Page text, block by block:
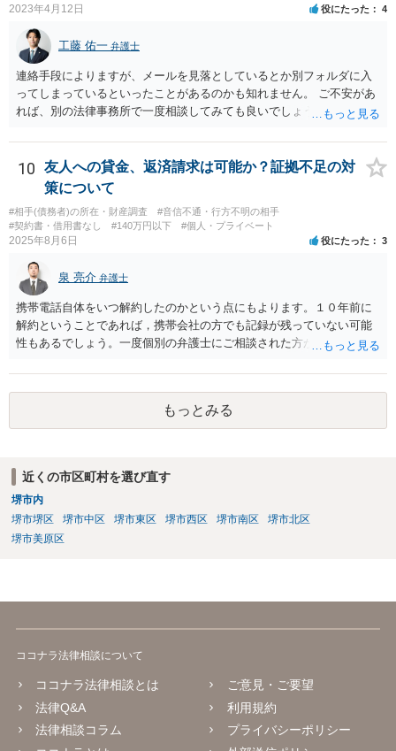
2023年4月12日 役にたった 4
工藤 佑一 弁護士
連絡手段によりますが、メールを見落としているとか別フォルダに入
ってしまっているといったことがあるのかも知れません。 ご不安があ
れば、別の法律事務所で一度相談してみても良いでしょう。
10
友人への貸金、返済請求は可能か？証拠不足の対
策について
#相手(債務者)の所在・財産調査
#音信不通・行方不明の相手
#契約書・借用書なし
#140万円以下 #個人・プライベート
2025年8月6日 役にたった 3
泉 亮介 弁護士
携帯電話自体をいつ解約したのかという点にもよります。１０年前に
解約ということであれば，携帯会社の方でも記録が残っていない可能
性もあるでしょう。一度個別の弁護士にご相談された方が良いかと思
もっとみる
近くの市区町村を選び直す
堺市内
堺市堺区
堺市中区 堺市東区 堺市西区 堺市南区
堺市北区
堺市美原区
ココナラ法律相談について
ココナラ法律相談とは
法律Q&A
法律相談コラム
ご意見・ご要望
利用規約
プライバシーポリシー